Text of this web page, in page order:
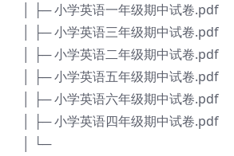
│ ├─ 小学英语一年级期中试卷.pdf
│ ├─ 小学英语三年级期中试卷.pdf
│ ├─ 小学英语二年级期中试卷.pdf
│ ├─ 小学英语五年级期中试卷.pdf
│ ├─ 小学英语六年级期中试卷.pdf
│ ├─ 小学英语四年级期中试卷.pdf
│ └─